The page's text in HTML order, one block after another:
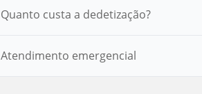
Quanto custa a dedetização?
Atendimento emergencial